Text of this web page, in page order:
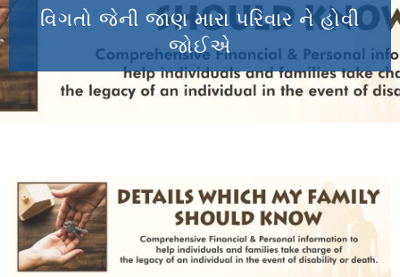
વિગતો જેની જાણ મારા પરિવાર ને હોવી
જોઈએ